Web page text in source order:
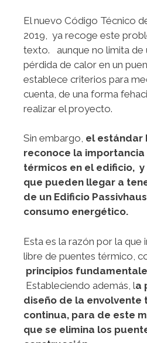
El nuevo Código Técnico
2019, ya recoge este
texto. aunque no limita de
pérdida de calor en un
establece criterios para
cuenta, de una forma
realizar el proyecto.
Sin embargo, el estándar
reconoce la
térmicos en el edificio,
que pueden llegar a
de un Edificio
consumo energético.
Esta es la razón por la que
libre de puentes térmico,
principios
Estableciendo además, la
diseño de la envolvente
continua, para de este
que se elimina los